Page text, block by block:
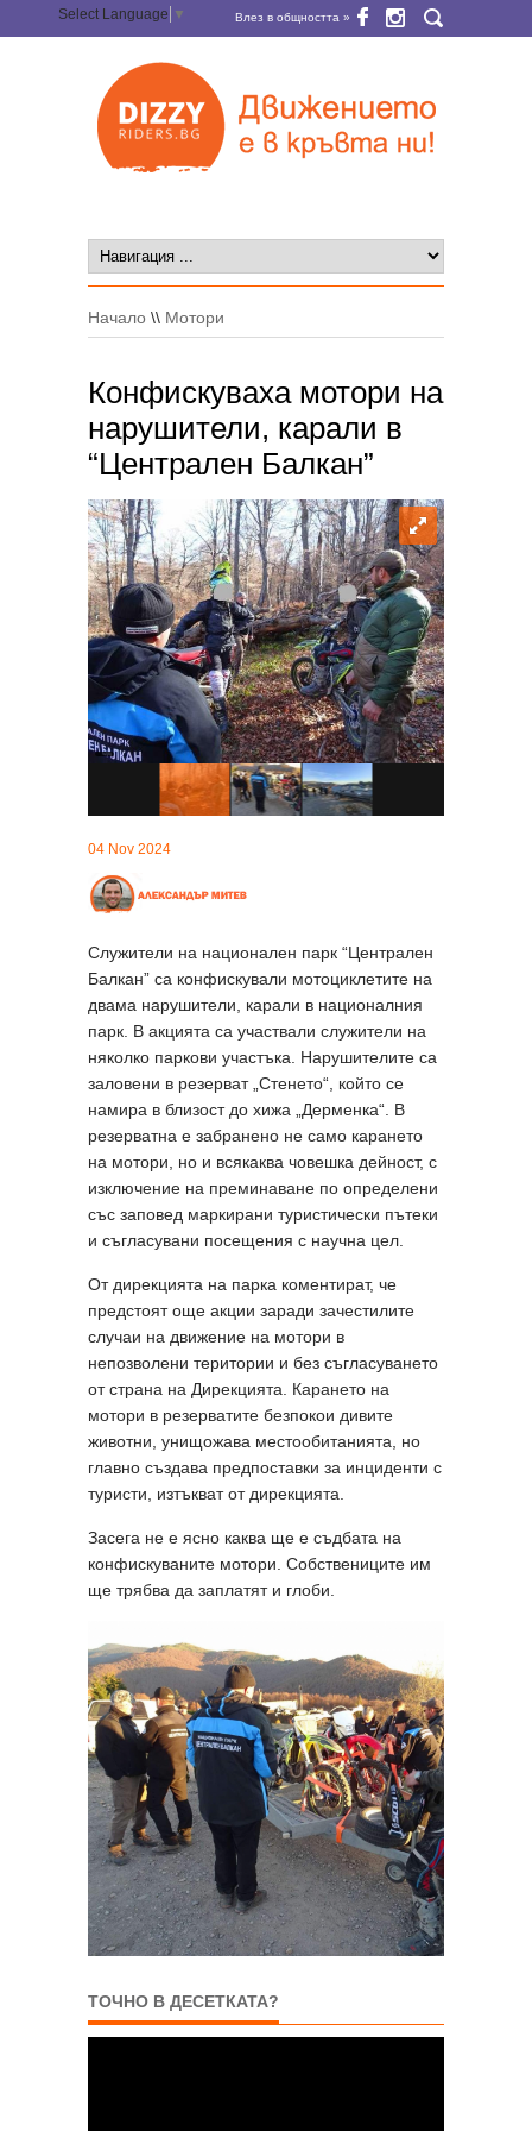
Select Language ▼ Влез в общността »
Начало \\ Мотори
Конфискуваха мотори на
нарушители, карали в
“Централен Балкан”
04 Nov 2024
Служители на национален парк “Централен
Балкан” са конфискували мотоциклетите на
двама нарушители, карали в националния
парк. В акцията са участвали служители на
няколко паркови участъка. Нарушителите са
заловени в резерват „Стенето“, който се
намира в близост до хижа „Дерменка“. В
резерватна е забранено не само карането
на мотори, но и всякаква човешка дейност, с
изключение на преминаване по определени
със заповед маркирани туристически пътеки
и съгласувани посещения с научна цел.
От дирекцията на парка коментират, че
предстоят още акции заради зачестилите
случаи на движение на мотори в
непозволени територии и без съгласуването
от страна на Дирекцията. Карането на
мотори в резерватите безпокои дивите
животни, унищожава местообитанията, но
главно създава предпоставки за инциденти с
туристи, изтъкват от дирекцията.
Засега не е ясно каква ще е съдбата на
конфискуваните мотори. Собствениците им
ще трябва да заплатят и глоби.
ТОЧНО В ДЕСЕТКАТА?